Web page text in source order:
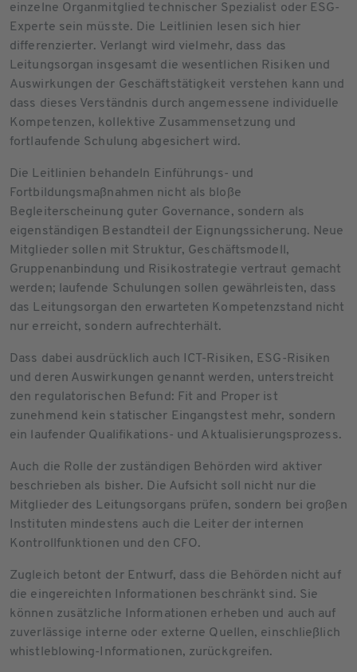
einzelne Organmitglied technischer Spezialist oder ESG-
Experte sein müsste. Die Leitlinien lesen sich hier
differenzierter. Verlangt wird vielmehr, dass das
Leitungsorgan insgesamt die wesentlichen Risiken und
Auswirkungen der Geschäftstätigkeit verstehen kann und
dass dieses Verständnis durch angemessene individuelle
Kompetenzen, kollektive Zusammensetzung und
fortlaufende Schulung abgesichert wird.
Die Leitlinien behandeln Einführungs- und
Fortbildungsmaßnahmen nicht als bloße
Begleiterscheinung guter Governance, sondern als
eigenständigen Bestandteil der Eignungssicherung. Neue
Mitglieder sollen mit Struktur, Geschäftsmodell,
Gruppenanbindung und Risikostrategie vertraut gemacht
werden; laufende Schulungen sollen gewährleisten, dass
das Leitungsorgan den erwarteten Kompetenzstand nicht
nur erreicht, sondern aufrechterhält.
Dass dabei ausdrücklich auch ICT-Risiken, ESG-Risiken
und deren Auswirkungen genannt werden, unterstreicht
den regulatorischen Befund: Fit and Proper ist
zunehmend kein statischer Eingangstest mehr, sondern
ein laufender Qualifikations- und Aktualisierungsprozess.
Auch die Rolle der zuständigen Behörden wird aktiver
beschrieben als bisher. Die Aufsicht soll nicht nur die
Mitglieder des Leitungsorgans prüfen, sondern bei großen
Instituten mindestens auch die Leiter der internen
Kontrollfunktionen und den CFO.
Zugleich betont der Entwurf, dass die Behörden nicht auf
die eingereichten Informationen beschränkt sind. Sie
können zusätzliche Informationen erheben und auch auf
zuverlässige interne oder externe Quellen, einschließlich
whistleblowing-Informationen, zurückgreifen.